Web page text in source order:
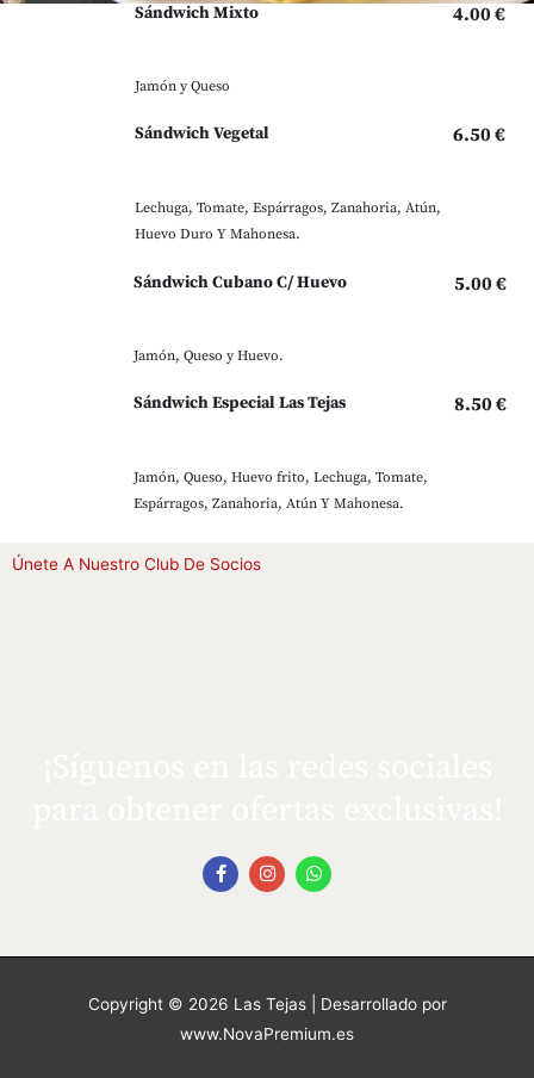
Sándwich Mixto
Jamón y Queso
4.00 €
Sándwich Vegetal
Lechuga, Tomate, Espárragos, Zanahoria, Atún,
Huevo Duro Y Mahonesa.
6.50 €
Sándwich Cubano C/ Huevo
Jamón, Queso y Huevo.
5.00 €
Sándwich Especial Las Tejas
Jamón, Queso, Huevo frito, Lechuga, Tomate,
Espárragos, Zanahoria, Atún Y Mahonesa.
8.50 €
Únete A Nuestro Club De Socios
F
a
c
o
-
f
I
n
s
g
m
W
h
a
a
Copyright © 2026 Las Tejas| Desarrollado por
www.NovaPremium.es